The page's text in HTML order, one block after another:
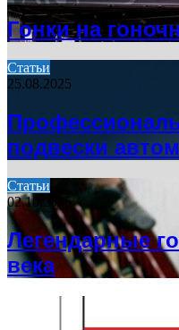
Гонки на
Статьи
25.08.2025
подвески
Статьи
02.10.2025
Легендарные
века